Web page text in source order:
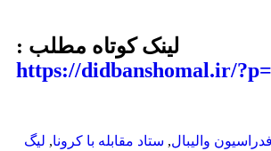
لینک کوتاه مطلب :
https://didbanshomal.ir/
والیبال, ستاد مقابله با کرونا, لیگ